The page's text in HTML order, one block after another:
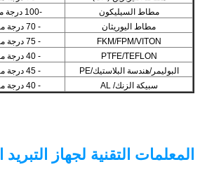
مطاط السيليكون
-100 درجة مئوية
مطاط اليوريثان
- 70 درجة مئوية
FKM/FPM/VITON
- 75 درجة مئوية
PTFE/TEFLON
- 40 درجة مئوية
البوليمر/هندسة البلاستيك/PE
- 45 درجة مئوية
سبيكة الزنك/ AL
- 40 درجة مئوية
المعلمات التقنية لجهاز